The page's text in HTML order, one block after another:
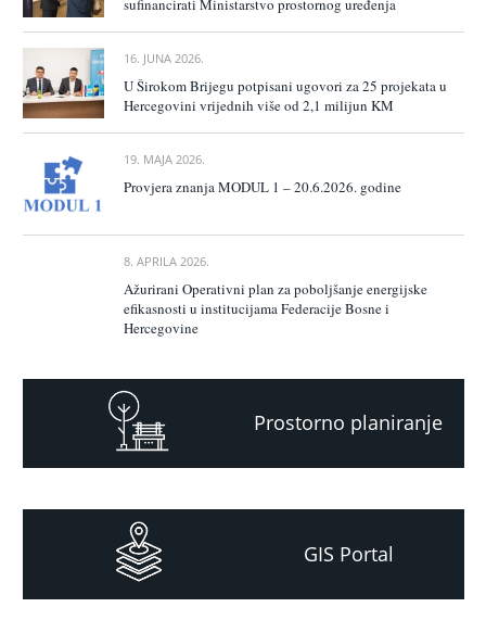
sufinancirati Ministarstvo prostornog uređenja
16. JUNA 2026.
U Širokom Brijegu potpisani ugovori za 25 projekata u
Hercegovini vrijednih više od 2,1 milijun KM
19. MAJA 2026.
Provjera znanja MODUL 1 – 20.6.2026. godine
8. APRILA 2026.
Ažurirani Operativni plan za poboljšanje energijske
efikasnosti u institucijama Federacije Bosne i
Hercegovine
Prostorno planiranje
GIS Portal